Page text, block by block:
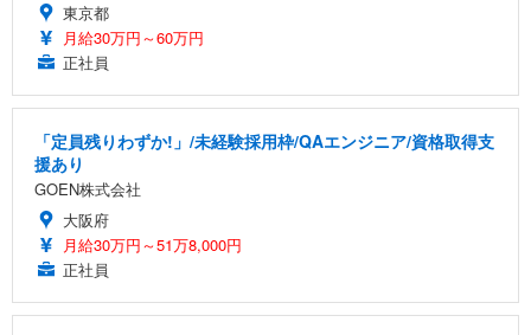
東京都
月給30万円～60万円
正社員
「定員残りわずか!」/未経験採用枠/QAエンジニア/資格取得支
援あり
GOEN株式会社
大阪府
月給30万円～51万8,000円
正社員